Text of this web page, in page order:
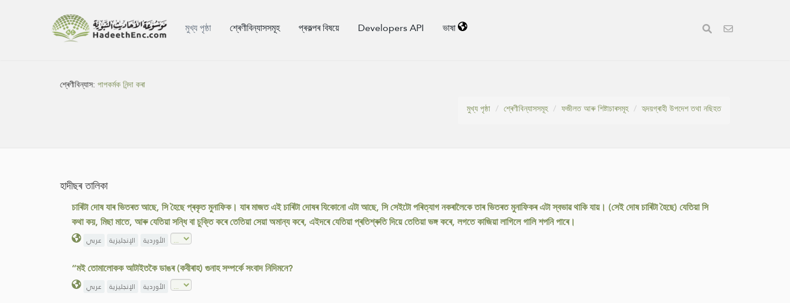
মুখ্য পৃষ্ঠা শ্ৰেণীবিন্যাসসমূহ প্ৰকল্পৰ বিষয়ে Developers API ভাষা
শ্ৰেণীবিন্যাস:পাপকৰ্মক নিন্দা কৰা
মুখ্য পৃষ্ঠা
শ্ৰেণীবিন্যাসসমূহ ফজীলত আৰু শিষ্টাচাৰসমূহ হৃদয়গ্ৰাহী উপদেশ তথা নছিহত
হাদীছৰ তালিকা
চাৰিটা দোষ যাৰ ভিতৰত আছে, সি হৈছে প্ৰকৃত মুনাফিক। যাৰ মাজত এই চাৰিটা দোষৰ যিকোনো এটা আছে, সি সেইটো পৰিত্যাগ নকৰালৈকে তাৰ ভিতৰত মুনাফিকৰ এটা স্বভাৱ থাকি যায়। (সেই দোষ চাৰিটা হৈছে) যেতিয়া সি
কথা কয়, মিছা মাতে, আৰু যেতিয়া সন্ধি বা চুক্তি কৰে তেতিয়া সেয়া অমান্য কৰে, এইদৰে যেতিয়া প্ৰতিশ্ৰুতি দিয়ে তেতিয়া ভঙ্গ কৰে, লগতে কাজিয়া লাগিলে গালি শপনি পাৰে।
عربي الإنجليزية الأوردية
“মই তোমালোকক আটাইতকৈ ডাঙৰ (কবীৰাহ) গুনাহ সম্পৰ্কে সংবাদ নিদিমনে?
عربي الإنجليزية الأوردية